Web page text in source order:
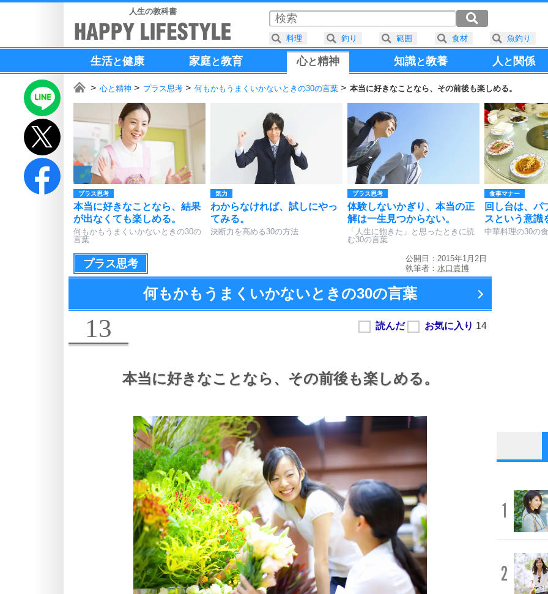
人生の教科書
生活と健康 家庭と教育 心と精神 知識と教養 人と 関係
心と精神 プラス思考 何もかもうまくいかないときの30の言葉 本当に好きなことなら、その前後も楽しめる。
プラス思考
本当に好きなことなら、結果
が出なくても楽しめる。
何もかもうまくいかないときの30の
言葉
気力
わからなければ、試しにやっ
てみる。
決断力を高める30の方法
プラス思考
体験しないかぎり、本当の正
解は一生見つからない。
「人生に飽きた」と思ったときに読
む30の言葉
食事マナー
回し台は、パ
スという意識
中華料理の30の
プラス思考
公開日：2015年1月2日
執筆者： 水口貴博
何もかもうまくいかないときの30の言葉
13
本当に好きなことなら、 その前後も楽しめる。
1
2
料理 釣り 範囲 食材 魚釣り